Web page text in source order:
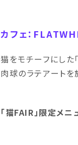
カフェ：
猫をモチーフにした
肉球のラテアートを
「猫FAIR」限定メニ